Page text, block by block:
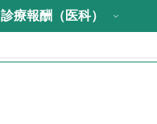
診療報酬（医科）